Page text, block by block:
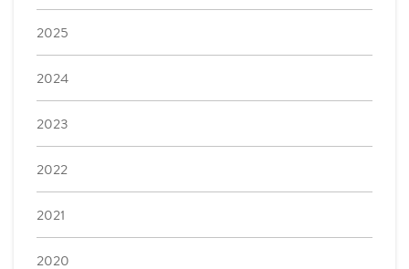
2025
2024
2023
2022
2021
2020